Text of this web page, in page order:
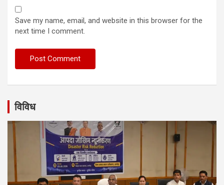
Save my name, email, and website in this browser for the
next time I comment.
विविध